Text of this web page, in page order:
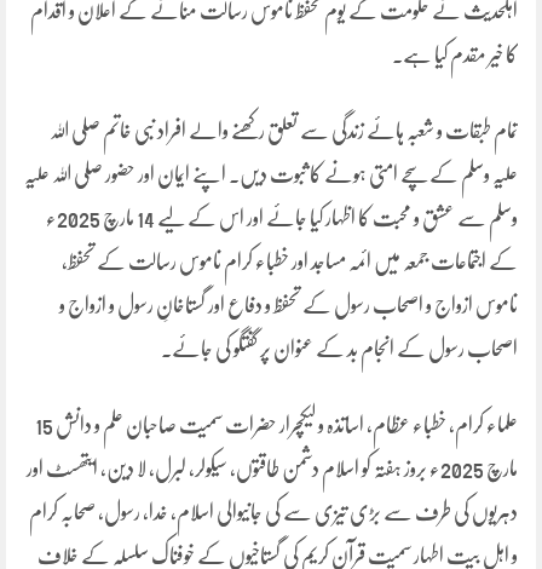
اہلحدیث نے حکومت کے یوم تحفظ ناموس رسالت منانے کے اعلان و اقدام
کا خیر مقدم کیا ہے۔
تمام طبقات و شعبہ ہائے زندگی سے تعلق رکھنے والے افراد نبی خاتم صلی اللہ
علیہ وسلم کے سچے امتی ہونے کا ثبوت دیں۔ اپنے ایمان اور حضور صلی اللہ علیہ
وسلم سے عشق و محبت کا اظہار کیا جائے اور اس کے لیے 14 مارچ 2025ء
کے اجتماعات جمعہ میں ائمہ مساجد اور خطباء کرام ناموس رسالت کے تحفظ،
ناموس ازواج و اصحاب رسول کے تحفظ و دفاع اور گستاخانِ رسول و ازواج و
اصحاب رسول کے انجام بد کے عنوان پر گفتگو کی جائے۔
علماء کرام، خطباء عظام، اساتذہ و لیکچرار حضرات سمیت صاحبان علم و دانش 15
مارچ 2025ء بروز ہفتہ کو اسلام دشمن طاقتوں، سیکولر، لبرل، لا دین، ایتھسٹ اور
دہریوں کی طرف سے بڑی تیزی سے کی جانیوالی اسلام، خدا، رسول، صحابہ کرام
و اہل بیت اطہار سمیت قرآن کریم کی گستاخیوں کے خوفناک سلسلہ کے خلاف